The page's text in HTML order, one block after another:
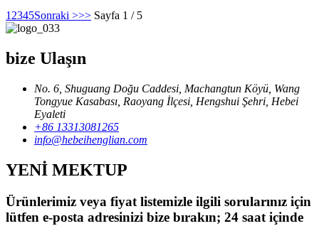
1 2345Sonraki >>> Sayfa 1 / 5
bize Ulaşın
No. 6, Shuguang Doğu Caddesi, Machangtun Köyü, Wang
Tongyue Kasabası, Raoyang İlçesi, Hengshui Şehri, Hebei
Eyaleti
+86 13313081265
info@hebeihenglian.com
YENİ MEKTUP
Ürünlerimiz veya fiyat listemizle ilgili sorularınız için
lütfen e-posta adresinizi bize bırakın; 24 saat içinde